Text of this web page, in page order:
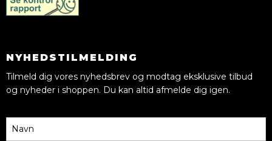
NYHEDSTILMELDING
Tilmeld dig vores nyhedsbrev og modtag eksklusive tilbud
og nyheder i shoppen. Du kan altid afmelde dig igen.